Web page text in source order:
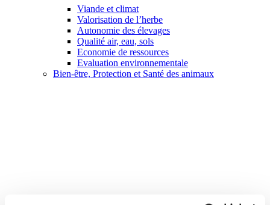
Viande et climat
Valorisation de l’herbe
Autonomie des élevages
Qualité air, eau, sols
Economie de ressources
Evaluation environnementale
Bien-être, Protection et Santé des animaux